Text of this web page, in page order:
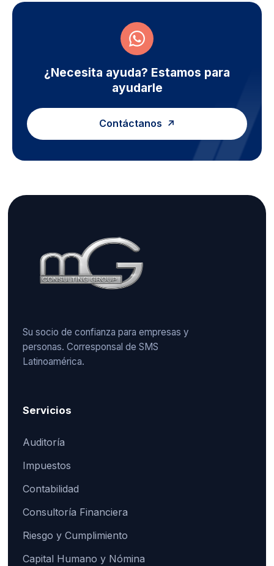
¿Necesita ayuda? Estamos para
ayudarle
Contáctanos
Su socio de confianza para empresas y
personas. Corresponsal de SMS
Latinoamérica.
Servicios
Auditoría
Impuestos
Contabilidad
Consultoría Financiera
Riesgo y Cumplimiento
Capital Humano y Nómina